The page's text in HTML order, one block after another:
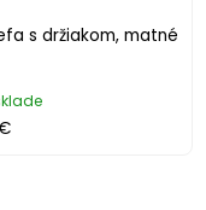
s držiakom, matné